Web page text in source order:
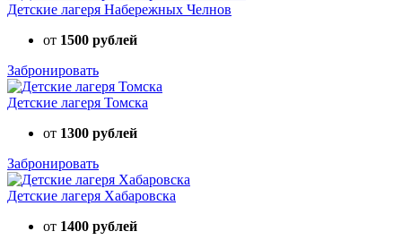
Детские лагеря Набережных Челнов
от 1500 рублей
Забронировать
Детские лагеря Томска
от 1300 рублей
Забронировать
Детские лагеря Хабаровска
от 1400 рублей